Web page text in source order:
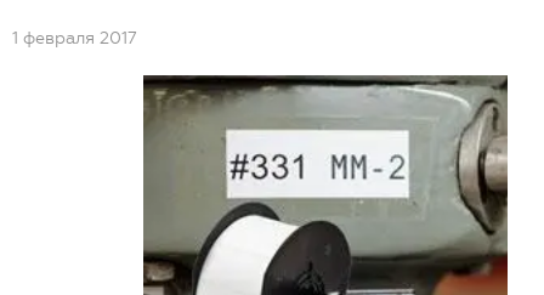
1 февраля 2017